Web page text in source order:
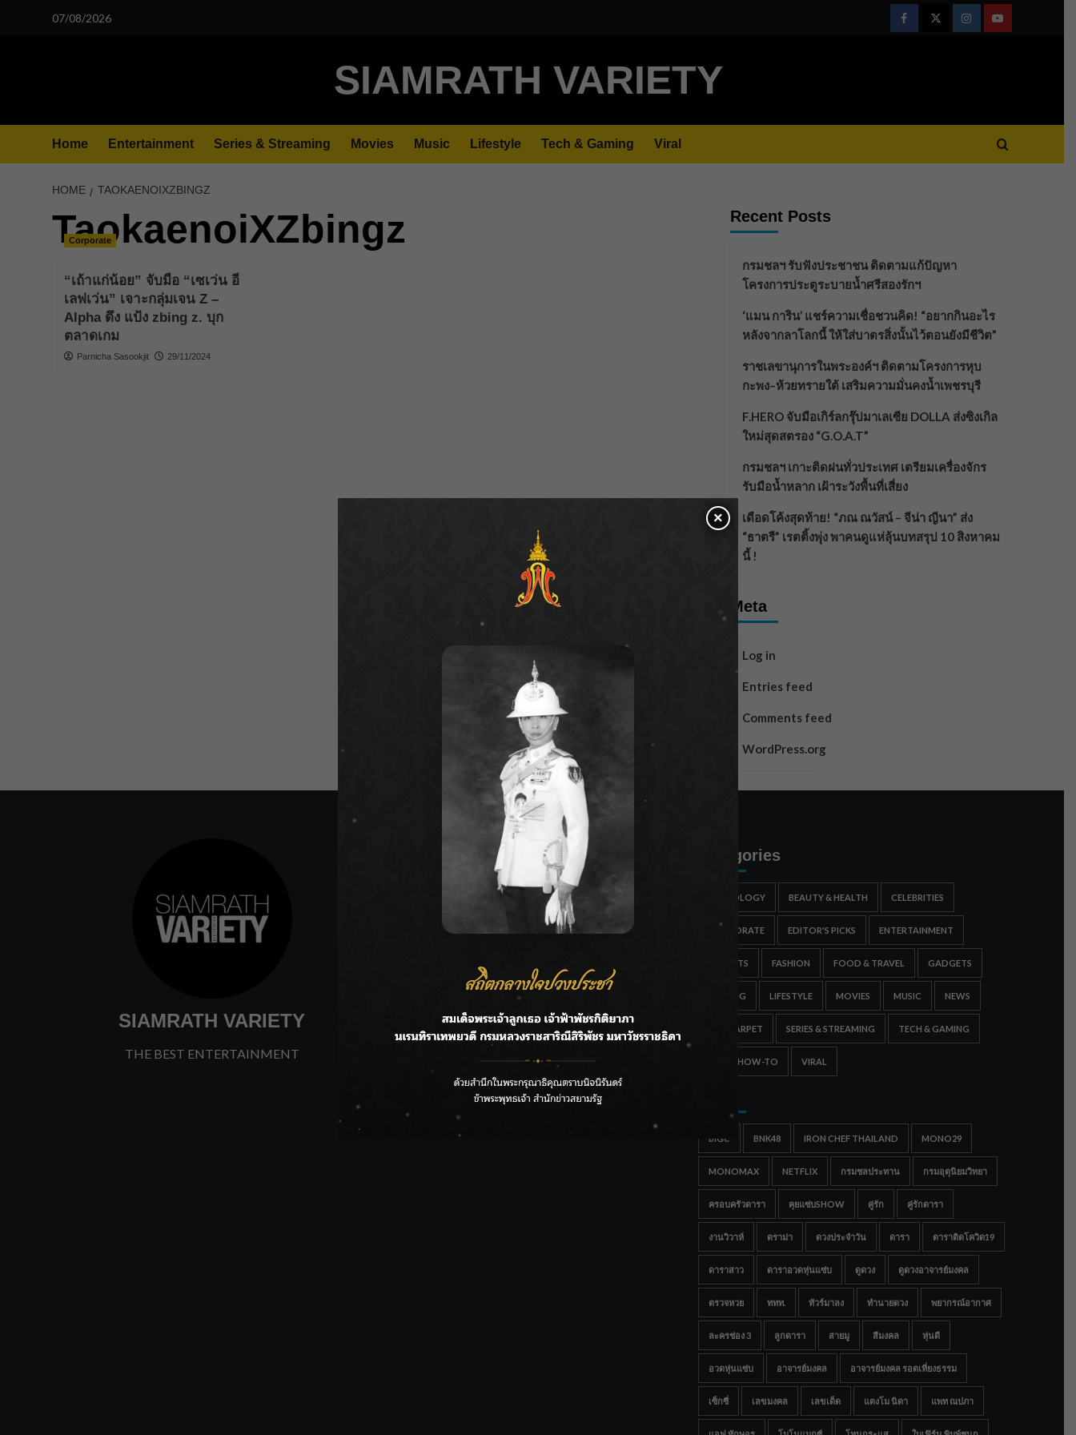
07/08/2026
FacebookTwitterInstagramYoutube
SIAMRATH VARIETY
Home Entertainment Series & Streaming Movies Music Lifestyle Tech & Gaming Viral
HOME TAOKAENOIXZBINGZ
TaokaenoiXZbingz
Corporate
“เถ้าแก่น้อย” จับมือ “เซเว่น อี
เลฟเว่น” เจาะกลุ่มเจน Z –
Alpha ดึง แป้ง zbing z. บุก
ตลาดเกม
Parnicha Sasookjit 29/11/2024
Recent Posts
กรมชลฯ รับฟังประชาชน ติดตามแก้ปัญหา
โครงการประตูระบายน้ำศรีสองรักฯ
‘แมน การิน’ แชร์ความเชื่อชวนคิด! “อยากกินอะไร
หลังจากลาโลกนี้ ให้ใส่บาตรสิ่งนั้นไว้ตอนยังมีชีวิต”
ราชเลขานุการในพระองค์ฯ ติดตามโครงการหุบ
กะพง–ห้วยทรายใต้ เสริมความมั่นคงน้ำเพชรบุรี
F.HERO จับมือเกิร์ลกรุ๊ปมาเลเซีย DOLLA ส่งซิงเกิล
ใหม่สุดสตรอง “G.O.A.T”
กรมชลฯ เกาะติดฝนทั่วประเทศ เตรียมเครื่องจักร
รับมือน้ำหลาก เฝ้าระวังพื้นที่เสี่ยง
เดือดโค้งสุดท้าย! “ภณ ณวัสน์ – จีน่า ญีนา” ส่ง
“ธาตรี” เรตติ้งพุ่ง พาคนดูแห่ลุ้นบทสรุป 10 สิงหาคม
นี้ !
Meta
Log in
Entries feed
Comments feed
WordPress.org
SIAMRATH VARIETY
THE BEST ENTERTAINMENT
กรมชลฯ รับฟังประชาชน ติดตามแก้ปัญหาโครงการประตู
ลาโลกนี้ ให้ใส่บาตรสิ่งนั้นไว้ตอนยังมีชีวิต”
ราชเลขานุการในพระองค์ฯ ติดตามโครงการหุบกะพง–ห้วย
ทรายใต้ เสริมความมั่นคงน้ำเพชรบุรี
ตรอง “G.O.A.T”
กรมชลฯ เกาะติดฝนทั่วประเทศ เตรียมเครื่องจักรรับมือน้ำ
Categories
ASTROLOGY BEAUTY & HEALTH CELEBRITIES
CORPORATE EDITOR'S PICKS ENTERTAINMENT
ESPORTS FASHION FOOD & TRAVEL GADGETS
GAMING LIFESTYLE MOVIES MUSIC NEWS
RED CARPET SERIES & STREAMING TECH & GAMING
TIPS & HOW-TO VIRAL
BIGC BNK48 IRON CHEF THAILAND MONO29
MONOMAX NETFLIX กรมชลประทาน กรมอุตุนิยมวิทยา
ครอบครัวดารา คุยแซ่บSHOW คู่รัก คู่รักดารา
งานวิวาห์ ดราม่า ดวงประจำวัน ดารา ดาราติดโควิด19
ดาราสาว ดาราอวดหุ่นแซ่บ ดูดวง ดูดวงอาจารย์มงคล
ตรวจหวย ททท. ทัวร์มาลง ทำนายดวง พยากรณ์อากาศ
ละครช่อง 3 ลูกดารา สายมู สีมงคล หุ่นดี
อวดหุ่นแซ่บ อาจารย์มงคล อาจารย์มงคล รอดเที่ยงธรรม
เซ็กซี่ เลขมงคล เลขเด็ด แตงโม นิดา แพท ณปภา
×